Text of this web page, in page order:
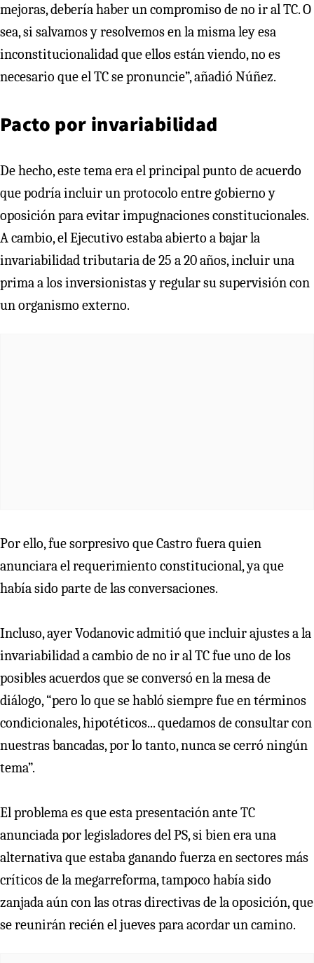
mejoras, debería haber un compromiso de no ir al TC. O
sea, si salvamos y resolvemos en la misma ley esa
inconstitucionalidad que ellos están viendo, no es
necesario que el TC se pronuncie”, añadió Núñez.
Pacto por invariabilidad
De hecho, este tema era el principal punto de acuerdo
que podría incluir un protocolo entre gobierno y
oposición para evitar impugnaciones constitucionales.
A cambio, el Ejecutivo estaba abierto a bajar la
invariabilidad tributaria de 25 a 20 años, incluir una
prima a los inversionistas y regular su supervisión con
un organismo externo.
Por ello, fue sorpresivo que Castro fuera quien
anunciara el requerimiento constitucional, ya que
había sido parte de las conversaciones.
Incluso, ayer Vodanovic admitió que incluir ajustes a la
invariabilidad a cambio de no ir al TC fue uno de los
posibles acuerdos que se conversó en la mesa de
diálogo, “pero lo que se habló siempre fue en términos
condicionales, hipotéticos... quedamos de consultar con
nuestras bancadas, por lo tanto, nunca se cerró ningún
tema”.
El problema es que esta presentación ante TC
anunciada por legisladores del PS, si bien era una
alternativa que estaba ganando fuerza en sectores más
críticos de la megarreforma, tampoco había sido
zanjada aún con las otras directivas de la oposición, que
se reunirán recién el jueves para acordar un camino.